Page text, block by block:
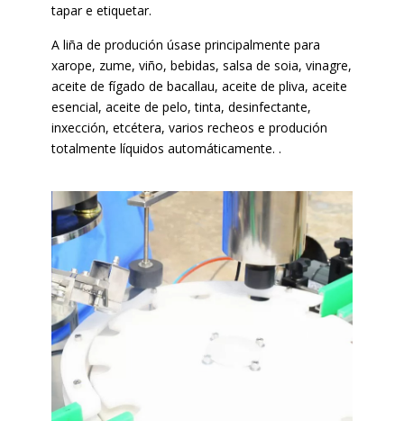
tapar e etiquetar.
A liña de produción úsase principalmente para
xarope, zume, viño, bebidas, salsa de soia, vinagre,
aceite de fígado de bacallau, aceite de pliva, aceite
esencial, aceite de pelo, tinta, desinfectante,
inxección, etcétera, varios recheos e produción
totalmente líquidos automáticamente. .